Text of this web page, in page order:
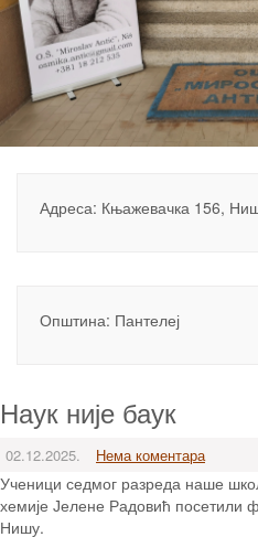
Адреса: Књажевачка 156,
Општина: Пантелеј
Наук није баук
02.12.2025. Нема коментара
Ученици седмог разреда наше
хемије Јелене Радовић посетили
Нишу.